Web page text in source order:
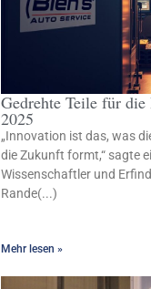
Gedrehte Teile für
2025
„Innovation ist das, was
die Zukunft formt,“ sagte
Wissenschaftler und
Rande(...)
Mehr lesen »